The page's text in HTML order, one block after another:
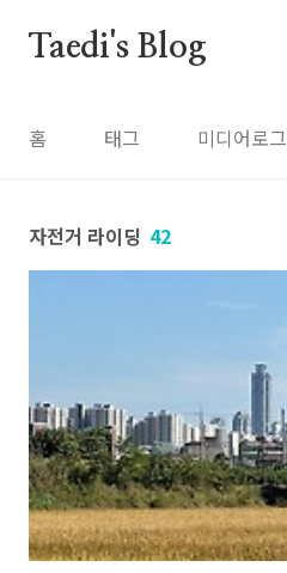
Taedi's Blog
홈 태그 미디어로그
자전거 라이딩 42